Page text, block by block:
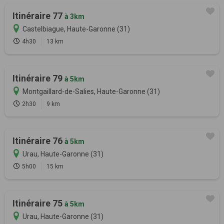
Itinéraire 77 à 3km
Castelbiague, Haute-Garonne (31)
4h30 13 km
Itinéraire 79 à 5km
Montgaillard-de-Salies, Haute-Garonne (31)
2h30 9 km
Itinéraire 76 à 5km
Urau, Haute-Garonne (31)
5h00 15 km
Itinéraire 75 à 5km
Urau, Haute-Garonne (31)